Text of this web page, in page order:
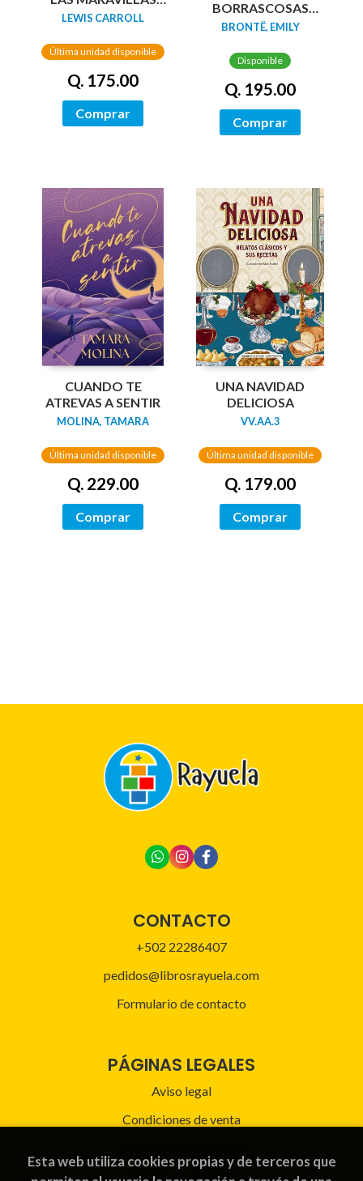
(EDICIÓN LIMITADA
PINTADOS)
LEWIS CARROLL
Última unidad disponible
Q. 175.00
Comprar
BORRASCOSAS
(EDICION LIMITADA
TINTADOS)
BRONTË, EMILY
Disponible
Q. 195.00
Comprar
CUANDO TE
ATREVAS A SENTIR
MOLINA, TAMARA
Última unidad disponible
Q. 229.00
Comprar
UNA NAVIDAD
DELICIOSA
VV.AA.3
Última unidad disponible
Q. 179.00
Comprar
CONTACTO
+502 22286407
pedidos@librosrayuela.com
Formulario de contacto
PÁGINAS LEGALES
Aviso legal
Condiciones de venta
Política de Cookies
Esta web utiliza cookies propias y de terceros que